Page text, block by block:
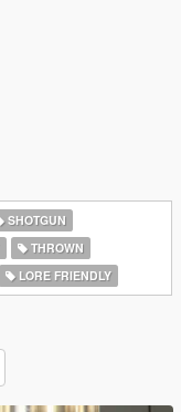
SHOTGUN
THROWN
LORE FRIENDLY